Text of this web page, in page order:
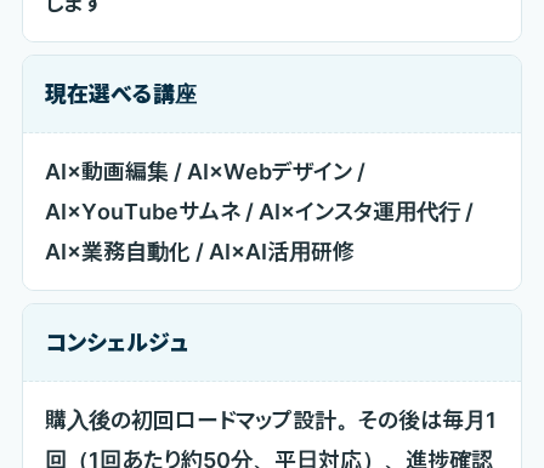
現在選べる講座
AI×動画編集 / AI×Webデザイン /
AI×YouTubeサムネ / AI×インスタ運用代行 /
AI×業務自動化 / AI×AI活用研修
コンシェルジュ
購入後の初回ロードマップ設計。その後は毎月1
回（1回あたり約50分、平日対応）、進捗確認